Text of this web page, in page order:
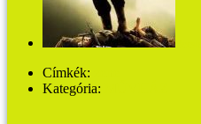
Címkék:
Kategória: